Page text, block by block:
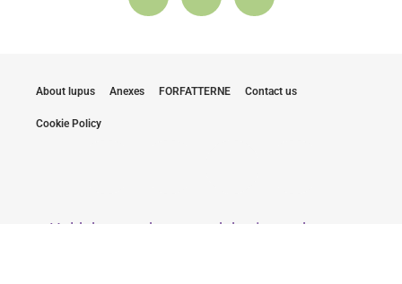
About lupus Anexes FORFATTERNE Contact us
Cookie Policy
Hold deg oppdatert med de siste nyhetene